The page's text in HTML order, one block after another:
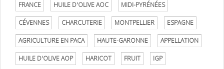
FRANCE HUILE D'OLIVE AOC MIDI-PYRÉNÉES
CÉVENNES CHARCUTERIE MONTPELLIER ESPAGNE
AGRICULTURE EN PACA HAUTE-GARONNE APPELLATION
HUILE D'OLIVE AOP HARICOT FRUIT IGP